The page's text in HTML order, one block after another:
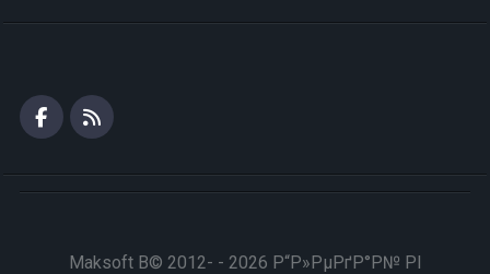
Maksoft В© 2012- - 2026 Р“Р»РµРґР°Р№ РІ